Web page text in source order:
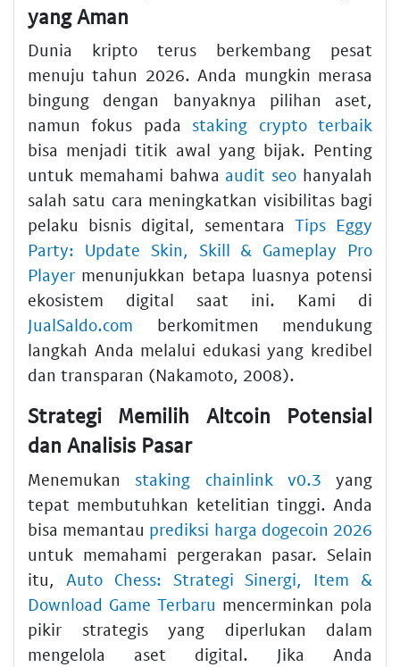
yang Aman
Dunia kripto terus berkembang pesat
menuju tahun 2026. Anda mungkin merasa
bingung dengan banyaknya pilihan aset,
namun fokus padastaking crypto terbaik
bisa menjadi titik awal yang bijak. Penting
untuk memahami bahwa audit seo hanyalah
salah satu cara meningkatkan visibilitas bagi
pelaku bisnis digital, sementara Tips Eggy
Party: Update Skin, Skill & Gameplay Pro
Player menunjukkan betapa luasnya potensi
ekosistem digital saat ini. Kami di
JualSaldo.com berkomitmen mendukung
langkah Anda melalui edukasi yang kredibel
dan transparan (Nakamoto, 2008).
Strategi Memilih Altcoin Potensial
dan Analisis Pasar
Menemukanstaking chainlink v0.3 yang
tepat membutuhkan ketelitian tinggi. Anda
bisa memantau prediksi harga dogecoin 2026
untuk memahami pergerakan pasar. Selain
itu, Auto Chess: Strategi Sinergi, Item &
Download Game Terbaru mencerminkan pola
pikir strategis yang diperlukan dalam
mengelola aset digital. Jika Anda